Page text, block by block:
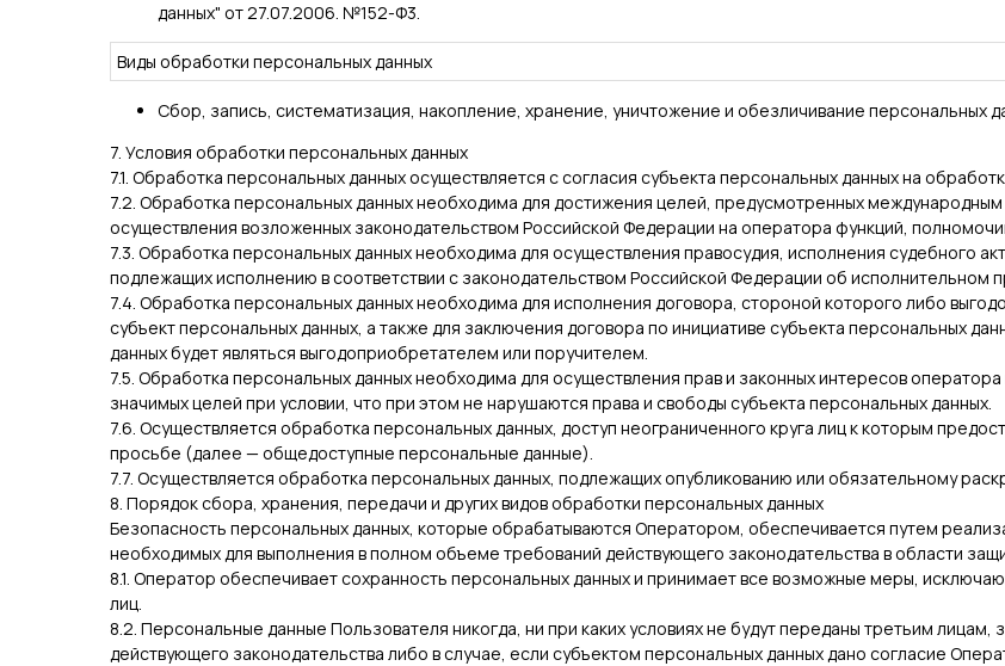
данных" от 27.07.2006. №152-Ф3.
Виды обработки персональных данных
Сбор, запись, систематизация, накопление, хранение, уничтожение и обезличивание персональных
7. Условия обработки персональных данных
7.1. Обработка персональных данных осуществляется с согласия субъекта персональных данных на
7.2. Обработка персональных данных необходима для достижения целей, предусмотренных
осуществления возложенных законодательством Российской Федерации на оператора функций,
7.3. Обработка персональных данных необходима для осуществления правосудия, исполнения судебного
подлежащих исполнению в соответствии с законодательством Российской Федерации об исполнительном
7.4. Обработка персональных данных необходима для исполнения договора, стороной которого либо
субъект персональных данных, а также для заключения договора по инициативе субъекта персональных
данных будет являться выгодоприобретателем или поручителем.
7.5. Обработка персональных данных необходима для осуществления прав и законных интересов
значимых целей при условии, что при этом не нарушаются права и свободы субъекта персональных данных.
7.6. Осуществляется обработка персональных данных, доступ неограниченного круга лиц к которым
просьбе (далее — общедоступные персональные данные).
7.7. Осуществляется обработка персональных данных, подлежащих опубликованию или обязательному
8. Порядок сбора, хранения, передачи и других видов обработки персональных данных
Безопасность персональных данных, которые обрабатываются Оператором, обеспечивается путем
необходимых для выполнения в полном объеме требований действующего законодательства в области
8.1. Оператор обеспечивает сохранность персональных данных и принимает все возможные меры,
лиц.
8.2. Персональные данные Пользователя никогда, ни при каких условиях не будут переданы третьим
действующего законодательства либо в случае, если субъектом персональных данных дано согласие